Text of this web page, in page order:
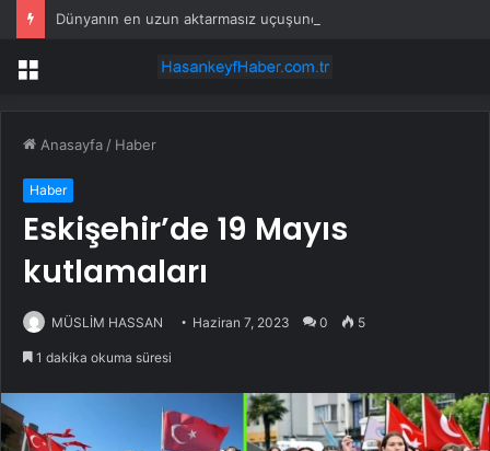
Menü
Anasayfa / Haber
Haber
Eskişehir’de 19 Mayıs
kutlamaları
MÜSLİM HASSAN Haziran 7, 2023 0 5
1 dakika okuma süresi